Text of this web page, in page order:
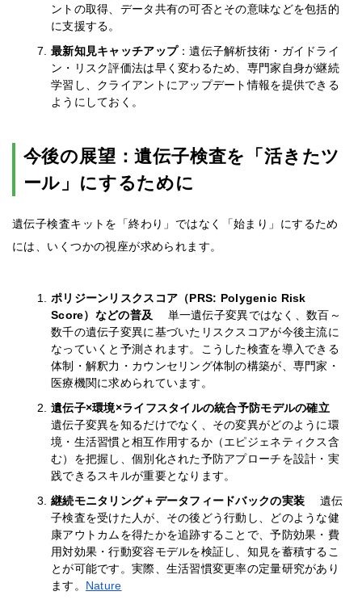
ントの取得、データ共有の可否とその意味などを包括的
に支援する。
最新知見キャッチアップ：遺伝子解析技術・ガイドライ
ン・リスク評価法は早く変わるため、専門家自身が継続
学習し、クライアントにアップデート情報を提供できる
ようにしておく。
今後の展望：遺伝子検査を「活きたツ
ール」にするために
遺伝子検査キットを「終わり」ではなく「始まり」にするため
には、いくつかの視座が求められます。
ポリジーンリスクスコア（PRS: Polygenic Risk
Score）などの普及
単一遺伝子変異ではなく、数百～
数千の遺伝子変異に基づいたリスクスコアが今後主流に
なっていくと予測されます。こうした検査を導入できる
体制・解釈力・カウンセリング体制の構築が、専門家・
医療機関に求められています。
遺伝子×環境×ライフスタイルの統合予防モデルの確立
遺伝子変異を知るだけでなく、その変異がどのように環
境・生活習慣と相互作用するか（エピジェネティクス含
む）を把握し、個別化された予防アプローチを設計・実
践できるスキルが重要となります。
継続モニタリング＋データフィードバックの実装
遺伝
子検査を受けた人が、その後どう行動し、どのような健
康アウトカムを得たかを追跡することで、予防効果・費
用対効果・行動変容モデルを検証し、知見を蓄積するこ
とが可能です。実際、生活習慣変更率の定量研究があり
ます。 Nature